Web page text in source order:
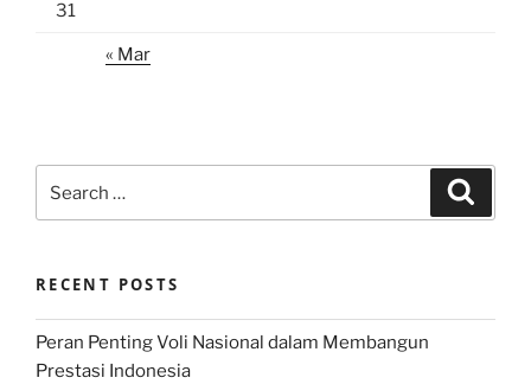
31
« Mar
for:
RECENT POSTS
Peran Penting Voli Nasional dalam Membangun
Prestasi Indonesia